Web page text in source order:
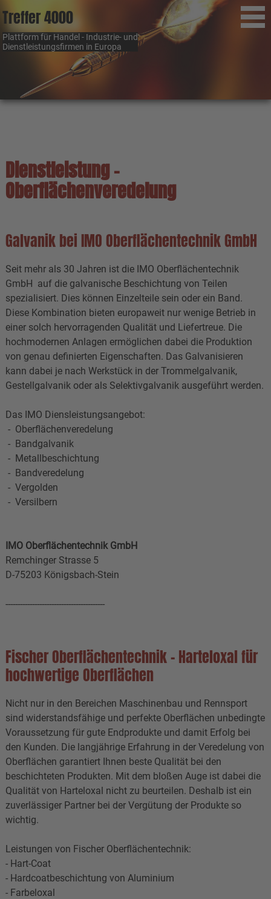
Treffer 4000
Plattform für Handel - Industrie- und
Dienstleistungsfirmen in Europa
Dienstleistung -
Oberflächenveredelung
Galvanik bei IMO Oberflächentechnik GmbH
Seit mehr als 30 Jahren ist die IMO Oberflächentechnik
GmbH auf die galvanische Beschichtung von Teilen
spezialisiert. Dies können Einzelteile sein oder ein Band.
Diese Kombination bieten europaweit nur wenige Betrieb in
einer solch hervorragenden Qualität und Liefertreue. Die
hochmodernen Anlagen ermöglichen dabei die Produktion
von genau definierten Eigenschaften. Das Galvanisieren
kann dabei je nach Werkstück in der Trommelgalvanik,
Gestellgalvanik oder als Selektivgalvanik ausgeführt werden.
Das IMO Diensleistungsangebot:
- Oberflächenveredelung
- Bandgalvanik
- Metallbeschichtung
- Bandveredelung
- Vergolden
- Versilbern
IMO Oberflächentechnik GmbH
Remchinger Strasse 5
D-75203 Königsbach-Stein
-----------------------------------------
Fischer Oberflächentechnik - Harteloxal für
hochwertige Oberflächen
Nicht nur in den Bereichen Maschinenbau und Rennsport
sind widerstandsfähige und perfekte Oberflächen unbedingte
Voraussetzung für gute Endprodukte und damit Erfolg bei
den Kunden. Die langjährige Erfahrung in der Veredelung von
Oberflächen garantiert Ihnen beste Qualität bei den
beschichteten Produkten. Mit dem bloßen Auge ist dabei die
Qualität von Harteloxal nicht zu beurteilen. Deshalb ist ein
zuverlässiger Partner bei der Vergütung der Produkte so
wichtig.
Leistungen von Fischer Oberflächentechnik:
- Hart-Coat
- Hardcoatbeschichtung von Aluminium
- Farbeloxal